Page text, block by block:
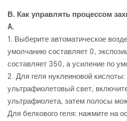
В. Как управлять процессом
A.
1. Выберите автоматическое
умолчанию составляет 0,
составляет 350, а усиление по
2. Для геля нуклеиновой
ультрафиолетовый свет,
ультрафиолета, затем полосы
Для белкового геля: нажмите на